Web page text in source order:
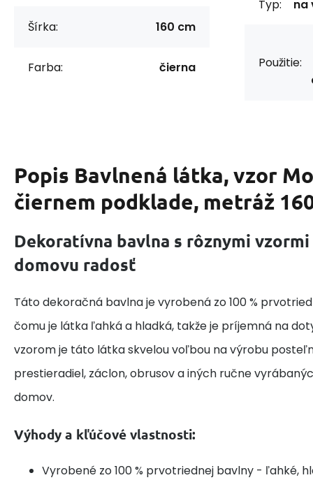
Šírka: 160 cm
Farba: čierna
Typ: na
Použitie:
Popis Bavlnená látka, vzor
čiernem podklade, metráž
Dekoratívna bavlna s rôznymi vzormi
domovu radosť
Táto dekoračná bavlna je vyrobená zo 100 %
čomu je látka ľahká a hladká, takže je príjemná na
vzorom je táto látka skvelou voľbou na výrobu
prestieradiel, záclon, obrusov a iných ručne
domov.
Výhody a kľúčové vlastnosti:
Vyrobené zo 100 % prvotriednej bavlny - ľahké,